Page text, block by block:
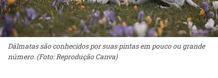
Dálmatas são conhecidos por suas pintas em pouco ou grande
número. (Foto: Reprodução Canva)